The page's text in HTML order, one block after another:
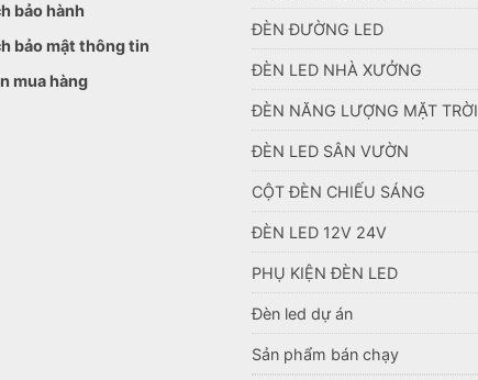
bảo hành
bảo mật thông tin
mua hàng
ĐÈN ĐƯỜNG LED
ĐÈN LED NHÀ XƯỞNG
ĐÈN NĂNG LƯỢNG MẶT TRỜI
ĐÈN LED SÂN VƯỜN
CỘT ĐÈN CHIẾU SÁNG
ĐÈN LED 12V 24V
PHỤ KIỆN ĐÈN LED
Đèn led dự án
Sản phẩm bán chạy